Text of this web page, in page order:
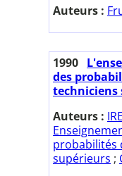
Auteurs :
1990
des
techniciens
Auteurs :
probabilités
supérieurs ;